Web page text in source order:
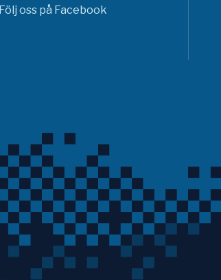
Följ oss på Facebook